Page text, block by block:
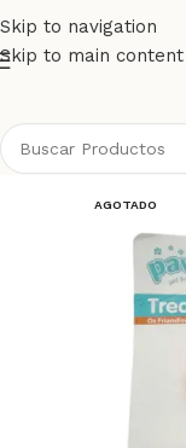
Skip to navigation
Skip to main content
AGOTADO